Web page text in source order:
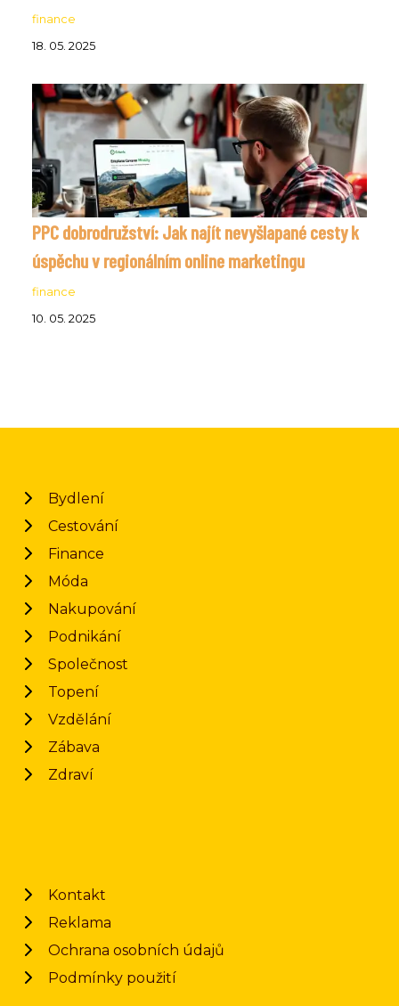
finance
18. 05. 2025
PPC dobrodružství: Jak najít nevyšlapané cesty k
úspěchu v regionálním online marketingu
finance
10. 05. 2025
Bydlení
Cestování
Finance
Móda
Nakupování
Podnikání
Společnost
Topení
Vzdělání
Zábava
Zdraví
Kontakt
Reklama
Ochrana osobních údajů
Podmínky použití